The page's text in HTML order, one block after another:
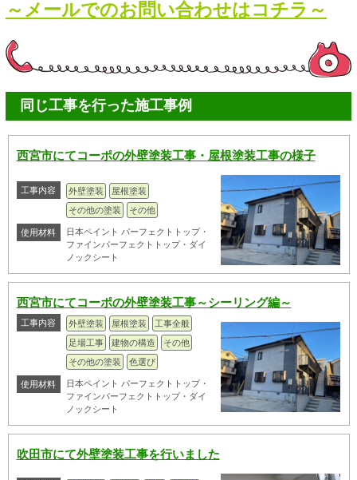
～メールでのお問い合わせはコチラ～
同じ工事を行った施工事例
西宮市にてコーポの外壁塗装工事・屋根塗装工事の様子
工事内容 外壁塗装
屋根塗装
その他の塗装
その他
使用材料
日本ペイント パーフェクトトップ・
ファインパーフェクトトップ・ダイ
ノックシート
西宮市にてコーポの外壁塗装工事～シーリング編～
工事内容 外壁塗装 屋根塗装
工事全般
足場工事
建物の構造
その他
その他の塗装
色選び
使用材料
日本ペイント パーフェクトトップ・
ファインパーフェクトトップ・ダイ
ノックシート
吹田市にて外壁塗装工事を行いました